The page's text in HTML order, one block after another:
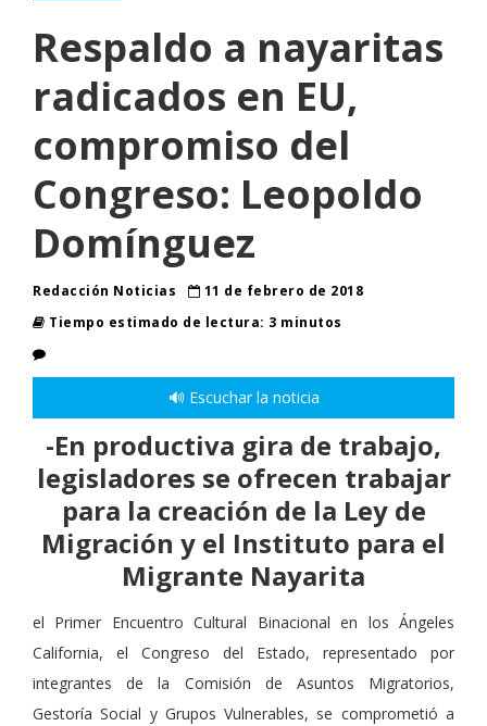
Respaldo a nayaritas
radicados en EU,
compromiso del
Congreso: Leopoldo
Domínguez
Redacción Noticias
11 de febrero de 2018
Tiempo estimado de lectura: 3 minutos
🔊 Escuchar la noticia
-En productiva gira de trabajo,
legisladores se ofrecen trabajar
para la creación de la Ley de
Migración y el Instituto para el
Migrante Nayarita
el Primer Encuentro Cultural Binacional en los Ángeles
California, el Congreso del Estado, representado por
integrantes de la Comisión de Asuntos Migratorios,
Gestoría Social y Grupos Vulnerables, se comprometió a